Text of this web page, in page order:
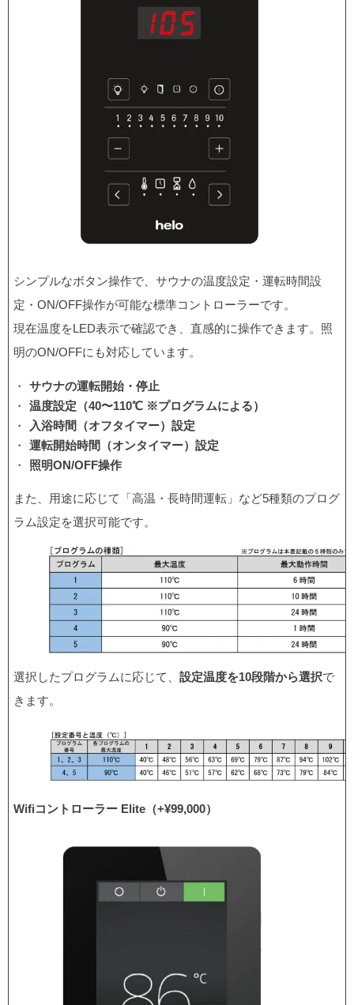
シンプルなボタン操作で、サウナの温度設定・運転時間設
定・ON/OFF操作が可能な標準コントローラーです。
現在温度をLED表示で確認でき、直感的に操作できます。照
明のON/OFFにも対応しています。
サウナの運転開始・停止
温度設定（40〜110℃ ※プログラムによる）
入浴時間（オフタイマー）設定
運転開始時間（オンタイマー）設定
照明ON/OFF操作
また、用途に応じて「高温・長時間運転」など5種類のプログ
ラム設定を選択可能です。
選択したプログラムに応じて、 設定温度を10段階から選択で
きます。
Wifiコントローラー Elite（+¥99,000）